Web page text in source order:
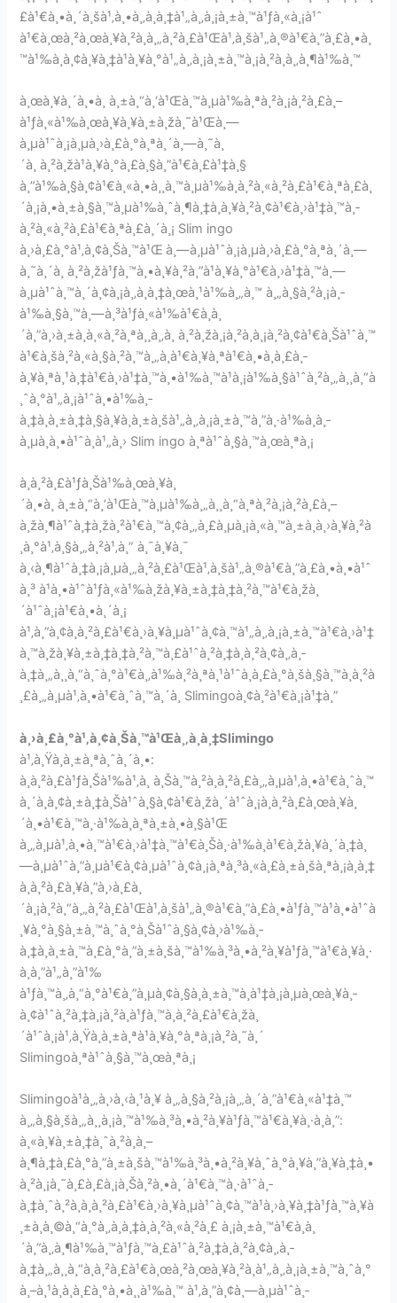
£à¹€à¸•à¸´à¸šà¹‚à¸•à¸‚à¸­à¸‡à¹„à¸‚à¸¡à¸±à¸™à¹ƒà¸«à¸¡à¹ˆ
à¹€à¸œà¸²à¸œà¸¥à¸²à¸à¸„à¸²à¸£à¹Œà¹‚à¸šà¹„à¸®à¹€à¸”à¸£à¸•à¸
™à¹‰à¸­à¸¢à¸¥à¸‡à¹à¸¥à¸°à¹„à¸‚à¸¡à¸±à¸™à¸¡à¸²à¸à¸‚à¸¶à¹‰à¸™
à¸œà¸¥à¸´à¸•à¸ à¸±à¸“à¸‘à¹Œà¸™à¸µà¹‰à¸ªà¸²à¸¡à¸²à¸£à¸–
à¹ƒà¸«à¹‰à¸œà¸¥à¸¥à¸±à¸žà¸˜à¹Œà¸—
à¸µà¹ˆà¸¡à¸µà¸›à¸£à¸°à¸ªà¸´à¸—à¸˜à¸
´à¸ à¸²à¸žà¹à¸¥à¸°à¸£à¸§à¸”à¹€à¸£à¹‡à¸§
à¸”à¹‰à¸§à¸¢à¹€à¸«à¸•à¸¸à¸™à¸µà¹‰à¸­à¸²à¸«à¸²à¸£à¹€à¸ªà¸£à¸
´à¸¡à¸•à¸±à¸§à¸™à¸µà¹‰à¸ˆà¸¶à¸‡à¸à¸¥à¸²à¸¢à¹€à¸›à¹‡à¸™à¸­
à¸²à¸«à¸²à¸£à¹€à¸ªà¸£à¸´à¸¡ Slim ingo
à¸›à¸£à¸°à¹‚à¸¢à¸Šà¸™à¹Œ à¸—à¸µà¹ˆà¸¡à¸µà¸›à¸£à¸°à¸ªà¸´à¸—
à¸˜à¸´à¸ à¸²à¸žà¹ƒà¸™à¸•à¸¥à¸²à¸”à¹à¸¥à¸°à¹€à¸›à¹‡à¸™à¸—
à¸µà¹ˆà¸™à¸´à¸¢à¸¡à¸‚à¸­à¸‡à¸œà¸¹à¹‰à¸„à¸™ à¸„à¸§à¸²à¸¡à¸­
à¹‰à¸§à¸™à¸—à¸³à¹ƒà¸«à¹‰à¹€à¸à¸
´à¸”à¸›à¸±à¸à¸«à¸²à¸ªà¸¸à¸‚à¸ à¸²à¸žà¸¡à¸²à¸à¸¡à¸²à¸¢à¹€à¸Šà¹ˆà¸™
à¹€à¸šà¸²à¸«à¸§à¸²à¸™à¸„à¸­à¹€à¸¥à¸ªà¹€à¸•à¸­à¸£à¸­
à¸¥à¸ªà¸¹à¸‡à¹€à¸›à¹‡à¸™à¸•à¹‰à¸™à¹à¸¡à¹‰à¸§à¹ˆà¸²à¸„à¸¸à¸“à
¸ˆà¸°à¹„à¸¡à¹ˆà¸•à¹‰à¸­
à¸‡à¸à¸±à¸‡à¸§à¸¥à¸à¸±à¸šà¹„à¸‚à¸¡à¸±à¸™à¸”à¸·à¹‰à¸­à¸­
à¸µà¸à¸•à¹ˆà¸­à¹„à¸› Slim ingo à¸ªà¹ˆà¸§à¸™à¸œà¸ªà¸¡
à¸à¸²à¸£à¹ƒà¸Šà¹‰à¸œà¸¥à¸
´à¸•à¸ à¸±à¸“à¸‘à¹Œà¸™à¸µà¹‰à¸„à¸¸à¸“à¸ªà¸²à¸¡à¸²à¸£à¸–
à¸žà¸¶à¹ˆà¸‡à¸žà¸²à¹€à¸™à¸¢à¸„à¸£à¸µà¸¡à¸«à¸™à¸±à¸à¸›à¸¥à¸²à
¸­à¸°à¹‚à¸§à¸„à¸²à¹‚à¸” à¸¯à¸¥à¸¯
à¸‹à¸¶à¹ˆà¸‡à¸¡à¸µà¸„à¸²à¸£à¹Œà¹‚à¸šà¹„à¸®à¹€à¸”à¸£à¸•à¸•à¹ˆ
à¸³ à¹à¸•à¹ˆà¹ƒà¸«à¹‰à¸žà¸¥à¸±à¸‡à¸‡à¸²à¸™à¹€à¸žà¸
´à¹ˆà¸¡à¹€à¸•à¸´à¸¡
à¹‚à¸”à¸¢à¸à¸²à¸£à¹€à¸›à¸¥à¸µà¹ˆà¸¢à¸™à¹„à¸‚à¸¡à¸±à¸™à¹€à¸›à¹‡
à¸™à¸žà¸¥à¸±à¸‡à¸‡à¸²à¸™à¸£à¹ˆà¸²à¸‡à¸à¸²à¸¢à¸‚à¸­
à¸‡à¸„à¸¸à¸“à¸ˆà¸°à¹€à¸‚à¹‰à¸²à¸ªà¸¹à¹ˆà¸à¸£à¸°à¸šà¸§à¸™à¸à¸²à
¸£à¸„à¸µà¹‚à¸•à¹€à¸ˆà¸™à¸´à¸ Slimingoà¸¢à¸²à¹€à¸¡à¹‡à¸”
à¸›à¸£à¸°à¹‚à¸¢à¸Šà¸™à¹Œà¸‚à¸­à¸‡Slimingo
à¹‚à¸Ÿà¸à¸±à¸ªà¸ˆà¸´à¸•:
à¸à¸²à¸£à¹ƒà¸Šà¹‰à¹‚à¸ à¸Šà¸™à¸²à¸à¸²à¸£à¸„à¸µà¹‚à¸•à¹€à¸ˆà¸™
à¸´à¸à¸¢à¸±à¸‡à¸Šà¹ˆà¸§à¸¢à¹€à¸žà¸´à¹ˆà¸¡à¸à¸²à¸£à¸œà¸¥à¸
´à¸•à¹€à¸™à¸·à¹‰à¸­à¸ªà¸±à¸•à¸§à¹Œ
à¸„à¸µà¹‚à¸•à¸™à¹€à¸›à¹‡à¸™à¹€à¸Šà¸·à¹‰à¸­à¹€à¸žà¸¥à¸´à¸‡à¸
—à¸µà¹ˆà¸”à¸µà¹€à¸¢à¸µà¹ˆà¸¢à¸¡à¸ªà¸³à¸«à¸£à¸±à¸šà¸ªà¸¡à¸­à¸‡
à¸à¸²à¸£à¸¥à¸”à¸›à¸£à¸
´à¸¡à¸²à¸“à¸„à¸²à¸£à¹Œà¹‚à¸šà¹„à¸®à¹€à¸”à¸£à¸•à¹ƒà¸™à¹à¸•à¹ˆà
¸¥à¸°à¸§à¸±à¸™à¸ˆà¸°à¸Šà¹ˆà¸§à¸¢à¸›à¹‰à¸­
à¸‡à¸à¸±à¸™à¸£à¸°à¸”à¸±à¸šà¸™à¹‰à¸³à¸•à¸²à¸¥à¹ƒà¸™à¹€à¸¥à¸·
à¸­à¸”à¹„à¸”à¹‰
à¹ƒà¸™à¸‚à¸“à¸°à¹€à¸”à¸µà¸¢à¸§à¸à¸±à¸™à¸à¹‡à¸¡à¸µà¸œà¸¥à¸­
à¸¢à¹ˆà¸²à¸‡à¸¡à¸²à¸à¹ƒà¸™à¸à¸²à¸£à¹€à¸žà¸
´à¹ˆà¸¡à¹‚à¸Ÿà¸à¸±à¸ªà¹à¸¥à¸°à¸ªà¸¡à¸²à¸˜à¸´
Slimingoà¸ªà¹ˆà¸§à¸™à¸œà¸ªà¸¡
Slimingoà¹à¸„à¸›à¸‹à¸¹à¸¥ à¸„à¸§à¸²à¸¡à¸„à¸´à¸”à¹€à¸«à¹‡à¸™
à¸„à¸§à¸šà¸„à¸¸à¸¡à¸™à¹‰à¸³à¸•à¸²à¸¥à¹ƒà¸™à¹€à¸¥à¸·à¸­à¸”:
à¸«à¸¥à¸±à¸‡à¸ˆà¸²à¸à¸–
à¸¶à¸‡à¸£à¸°à¸”à¸±à¸šà¸™à¹‰à¸³à¸•à¸²à¸¥à¸ˆà¸°à¸¥à¸”à¸¥à¸‡à¸•
à¸²à¸¡à¸˜à¸£à¸£à¸¡à¸Šà¸²à¸•à¸´à¹€à¸™à¸·à¹ˆà¸­
à¸‡à¸ˆà¸²à¸à¸à¸²à¸£à¹€à¸›à¸¥à¸µà¹ˆà¸¢à¸™à¹à¸›à¸¥à¸‡à¹ƒà¸™à¸¥à
¸±à¸à¸©à¸“à¸°à¸‚à¸­à¸‡à¸­à¸²à¸«à¸²à¸£ à¸¡à¸±à¸™à¹€à¸à¸
´à¸”à¸‚à¸¶à¹‰à¸™à¹ƒà¸™à¸£à¹ˆà¸²à¸‡à¸à¸²à¸¢à¸‚à¸­
à¸‡à¸„à¸¸à¸“à¸à¸²à¸£à¹€à¸œà¸²à¸œà¸¥à¸²à¸à¹„à¸‚à¸¡à¸±à¸™à¸ˆà¸°
à¸–à¸¹à¸à¸à¸£à¸°à¸•à¸¸à¹‰à¸™ à¹‚à¸”à¸¢à¸—à¸µà¹ˆà¸­